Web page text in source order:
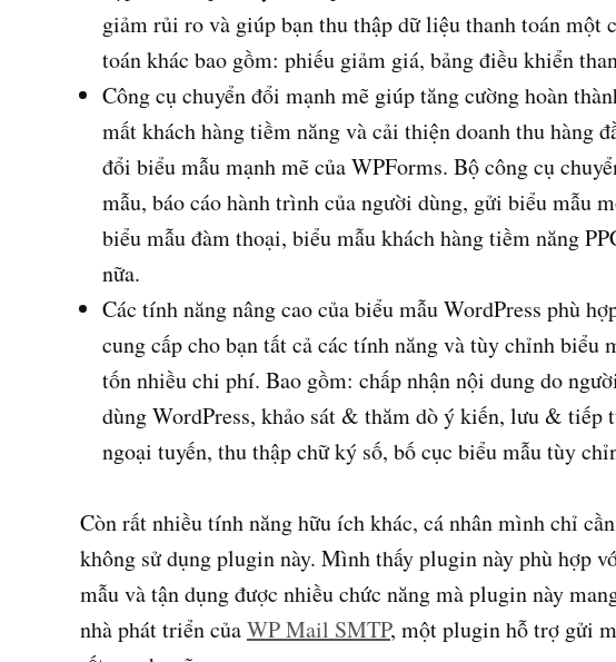
giảm rủi ro và giúp bạn thu thập dữ liệu thanh toán một
toán khác bao gồm: phiếu giảm giá, bảng điều khiển
Công cụ chuyển đổi mạnh mẽ giúp tăng cường hoàn
mất khách hàng tiềm năng và cải thiện doanh thu hàng
đổi biểu mẫu mạnh mẽ của WPForms. Bộ công cụ
mẫu, báo cáo hành trình của người dùng, gửi biểu mẫu
biểu mẫu đàm thoại, biểu mẫu khách hàng tiềm năng
nữa.
Các tính năng nâng cao của biểu mẫu WordPress phù
cung cấp cho bạn tất cả các tính năng và tùy chỉnh biểu
tốn nhiều chi phí. Bao gồm: chấp nhận nội dung do
dùng WordPress, khảo sát & thăm dò ý kiến, lưu & tiếp
ngoại tuyến, thu thập chữ ký số, bố cục biểu mẫu tùy
Còn rất nhiều tính năng hữu ích khác, cá nhân mình chỉ
không sử dụng plugin này. Mình thấy plugin này phù hợp
mẫu và tận dụng được nhiều chức năng mà plugin này
nhà phát triển củaWP Mail SMTP, một plugin hỗ trợ gửi